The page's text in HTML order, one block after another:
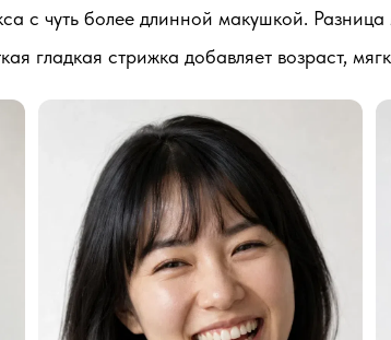
с чуть более длинной макушкой. Разница
гладкая стрижка добавляет возраст,